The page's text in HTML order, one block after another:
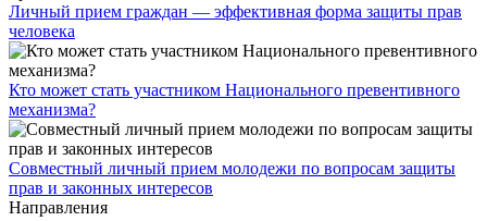
Личный прием граждан — эффективная форма защиты прав
человека
Кто может стать участником Национального превентивного
механизма?
Совместный личный прием молодежи по вопросам защиты
прав и законных интересов
Направления